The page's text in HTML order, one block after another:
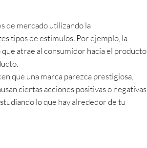
de mercado utilizando la
tipos de estímulos. Por ejemplo, la
atrae al consumidor hacia el producto
que una marca parezca prestigiosa,
ciertas acciones positivas o negativas
lo que hay alrededor de tu